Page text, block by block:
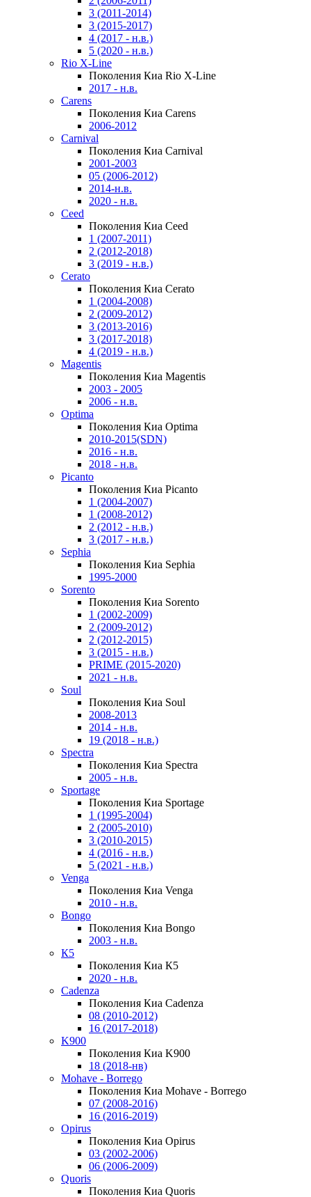
3 (2011-2014)
3 (2015-2017)
4 (2017 - н.в.)
5 (2020 - н.в.)
Rio X-Line
Поколения Киа Rio X-Line
2017 - н.в.
Carens
Поколения Киа Carens
2006-2012
Carnival
Поколения Киа Carnival
2001-2003
05 (2006-2012)
2014-н.в.
2020 - н.в.
Ceed
Поколения Киа Ceed
1 (2007-2011)
2 (2012-2018)
3 (2019 - н.в.)
Cerato
Поколения Киа Cerato
1 (2004-2008)
2 (2009-2012)
3 (2013-2016)
3 (2017-2018)
4 (2019 - н.в.)
Magentis
Поколения Киа Magentis
2003 - 2005
2006 - н.в.
Optima
Поколения Киа Optima
2010-2015(SDN)
2016 - н.в.
2018 - н.в.
Picanto
Поколения Киа Picanto
1 (2004-2007)
1 (2008-2012)
2 (2012 - н.в.)
3 (2017 - н.в.)
Sephia
Поколения Киа Sephia
1995-2000
Sorento
Поколения Киа Sorento
1 (2002-2009)
2 (2009-2012)
2 (2012-2015)
3 (2015 - н.в.)
PRIME (2015-2020)
2021 - н.в.
Soul
Поколения Киа Soul
2008-2013
2014 - н.в.
19 (2018 - н.в.)
Spectra
Поколения Киа Spectra
2005 - н.в.
Sportage
Поколения Киа Sportage
1 (1995-2004)
2 (2005-2010)
3 (2010-2015)
4 (2016 - н.в.)
5 (2021 - н.в.)
Venga
Поколения Киа Venga
2010 - н.в.
Bongo
Поколения Киа Bongo
2003 - н.в.
К5
Поколения Киа К5
2020 - н.в.
Cadenza
Поколения Киа Cadenza
08 (2010-2012)
16 (2017-2018)
K900
Поколения Киа K900
18 (2018-нв)
Mohave - Borrego
Поколения Киа Mohave - Borrego
07 (2008-2016)
16 (2016-2019)
Opirus
Поколения Киа Opirus
03 (2002-2006)
06 (2006-2009)
Quoris
Поколения Киа Quoris